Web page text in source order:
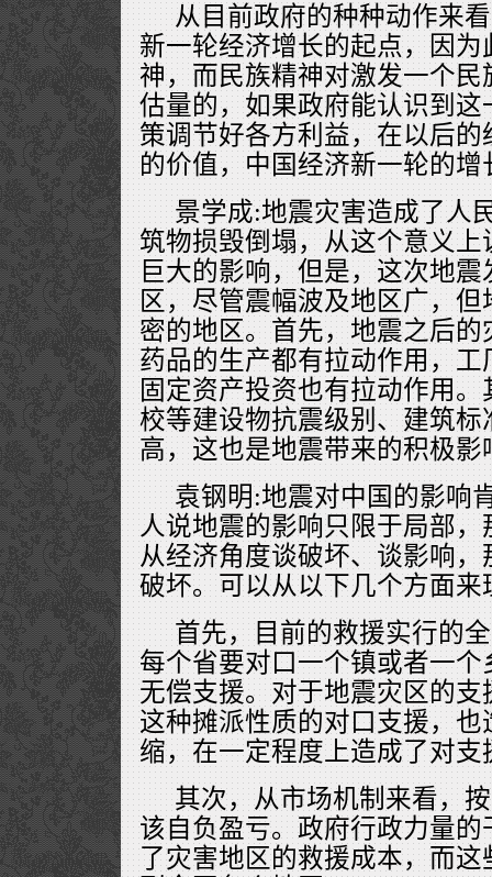
从目前政府的种种动作来
新一轮经济增长的起点，因
神，而民族精神对激发一个
估量的，如果政府能认识到
策调节好各方利益，在以后
的价值，中国经济新一轮的增
景学成:地震灾害造成了人
筑物损毁倒塌，从这个意义
巨大的影响，但是，这次地
区，尽管震幅波及地区广，
密的地区。首先，地震之后
药品的生产都有拉动作用，
固定资产投资也有拉动作用
校等建设物抗震级别、建筑
高，这也是地震带来的积极影
袁钢明:地震对中国的影响
人说地震的影响只限于局部
从经济角度谈破坏、谈影响
破坏。可以从以下几个方面来
首先，目前的救援实行的
每个省要对口一个镇或者一
无偿支援。对于地震灾区的
这种摊派性质的对口支援，
缩，在一定程度上造成了对
其次，从市场机制来看，
该自负盈亏。政府行政力量
了灾害地区的救援成本，而